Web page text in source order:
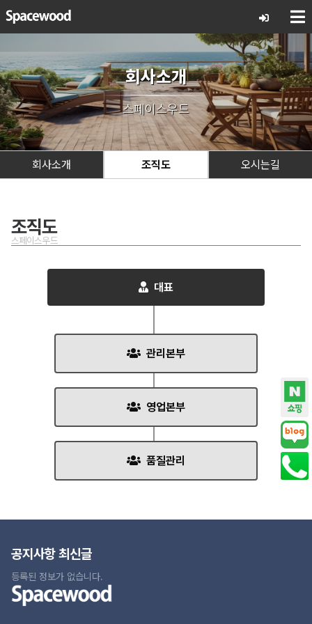
회사소개
스페이스우드
회사소개 조직도 오시는길
조직도
스페이스우드
대표
관리본부
영업본부
품질관리
공지사항 최신글
등록된 정보가 없습니다.